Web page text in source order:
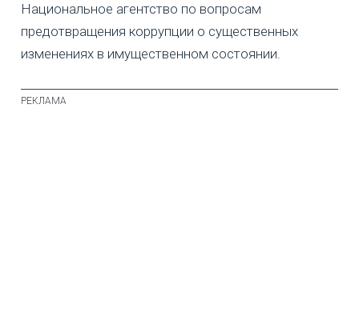
Национальное агентство по вопросам
предотвращения коррупции о существенных
изменениях в имущественном состоянии.